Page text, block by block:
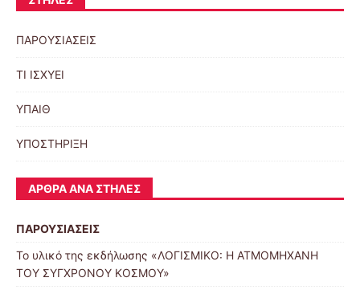
ΠΑΡΟΥΣΙΑΣΕΙΣ
ΤΙ ΙΣΧΥΕΙ
ΥΠΑΙΘ
ΥΠΟΣΤΗΡΙΞΗ
ΆΡΘΡΑ ΑΝΆ ΣΤΉΛΕΣ
ΠΑΡΟΥΣΙΑΣΕΙΣ
Το υλικό της εκδήλωσης «ΛΟΓΙΣΜΙΚΟ: Η ΑΤΜΟΜΗΧΑΝΗ
ΤΟΥ ΣΥΓΧΡΟΝΟΥ ΚΟΣΜΟΥ»